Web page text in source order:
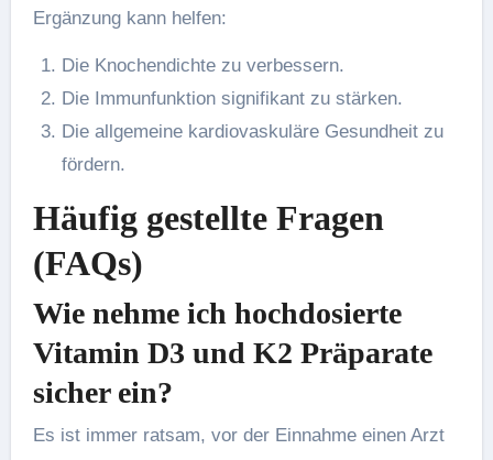
Ergänzung kann helfen:
Die Knochendichte zu verbessern.
Die Immunfunktion signifikant zu stärken.
Die allgemeine kardiovaskuläre Gesundheit zu
fördern.
Häufig gestellte Fragen
(FAQs)
Wie nehme ich hochdosierte
Vitamin D3 und K2 Präparate
sicher ein?
Es ist immer ratsam, vor der Einnahme einen Arzt